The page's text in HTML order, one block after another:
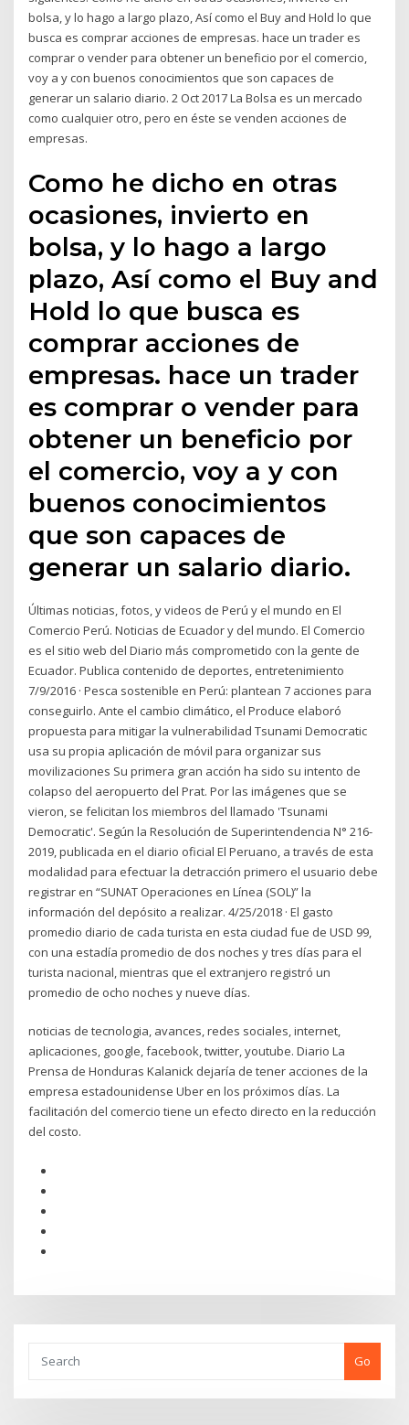
bolsa, y lo hago a largo plazo, Así como el Buy and Hold lo que
busca es comprar acciones de empresas. hace un trader es
comprar o vender para obtener un beneficio por el comercio,
voy a y con buenos conocimientos que son capaces de
generar un salario diario. 2 Oct 2017 La Bolsa es un mercado
como cualquier otro, pero en éste se venden acciones de
empresas.
Como he dicho en otras
ocasiones, invierto en
bolsa, y lo hago a largo
plazo, Así como el Buy and
Hold lo que busca es
comprar acciones de
empresas. hace un trader
es comprar o vender para
obtener un beneficio por
el comercio, voy a y con
buenos conocimientos
que son capaces de
generar un salario diario.
Últimas noticias, fotos, y videos de Perú y el mundo en El
Comercio Perú. Noticias de Ecuador y del mundo. El Comercio
es el sitio web del Diario más comprometido con la gente de
Ecuador. Publica contenido de deportes, entretenimiento
7/9/2016 · Pesca sostenible en Perú: plantean 7 acciones para
conseguirlo. Ante el cambio climático, el Produce elaboró
propuesta para mitigar la vulnerabilidad Tsunami Democratic
usa su propia aplicación de móvil para organizar sus
movilizaciones Su primera gran acción ha sido su intento de
colapso del aeropuerto del Prat. Por las imágenes que se
vieron, se felicitan los miembros del llamado 'Tsunami
Democratic'. Según la Resolución de Superintendencia N° 216-
2019, publicada en el diario oficial El Peruano, a través de esta
modalidad para efectuar la detracción primero el usuario debe
registrar en “SUNAT Operaciones en Línea (SOL)” la
información del depósito a realizar. 4/25/2018 · El gasto
promedio diario de cada turista en esta ciudad fue de USD 99,
con una estadía promedio de dos noches y tres días para el
turista nacional, mientras que el extranjero registró un
promedio de ocho noches y nueve días.
noticias de tecnologia, avances, redes sociales, internet,
aplicaciones, google, facebook, twitter, youtube. Diario La
Prensa de Honduras Kalanick dejaría de tener acciones de la
empresa estadounidense Uber en los próximos días. La
facilitación del comercio tiene un efecto directo en la reducción
del costo.
Go